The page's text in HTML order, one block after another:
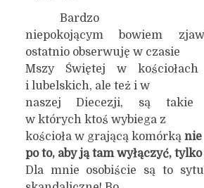
Bardzo
niepokojącym bowiem
ostatnio obserwuję w czasie
Mszy Świętej w kościołach
i lubelskich, ale też i w
naszej Diecezji, są takie
w których ktoś wybiega z
kościoła w grającą komórką nie
po to, aby ją tam wyłączyć,
Dla mnie osobiście są to